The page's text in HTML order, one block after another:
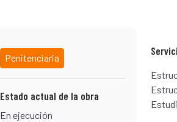
Penitenciaria
Estado actual de la obra
En ejecución